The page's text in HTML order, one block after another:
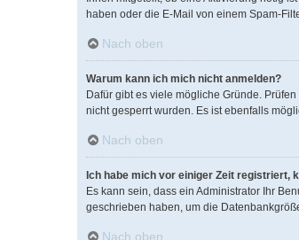
haben oder die E-Mail von einem Spam-
Nach oben
Warum kann ich mich nicht anmelden?
Dafür gibt es viele mögliche Gründe.
nicht gesperrt wurden. Es ist ebenfalls
Nach oben
Ich habe mich vor einiger Zeit registriert,
Es kann sein, dass ein Administrator Ihr
geschrieben haben, um die
Nach oben